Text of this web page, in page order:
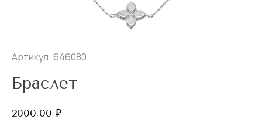
Артикул: 646080
Браслет
2000,00 ₽